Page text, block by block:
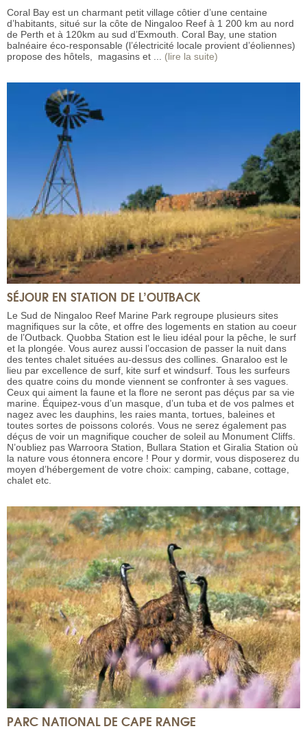
Coral Bay est un charmant petit village côtier d’une centaine
d’habitants, situé sur la côte de Ningaloo Reef à 1 200 km au nord
de Perth et à 120km au sud d’Exmouth. Coral Bay, une station
balnéaire éco-responsable (l’électricité locale provient d’éoliennes)
propose des hôtels, magasins et ... (lire la suite)
SÉJOUR EN STATION DE L’OUTBACK
Le Sud de Ningaloo Reef Marine Park regroupe plusieurs sites
magnifiques sur la côte, et offre des logements en station au coeur
de l’Outback. Quobba Station est le lieu idéal pour la pêche, le surf
et la plongée. Vous aurez aussi l’occasion de passer la nuit dans
des tentes chalet situées au-dessus des collines. Gnaraloo est le
lieu par excellence de surf, kite surf et windsurf. Tous les surfeurs
des quatre coins du monde viennent se confronter à ses vagues.
Ceux qui aiment la faune et la flore ne seront pas déçus par sa vie
marine. Équipez-vous d’un masque, d’un tuba et de vos palmes et
nagez avec les dauphins, les raies manta, tortues, baleines et
toutes sortes de poissons colorés. Vous ne serez également pas
déçus de voir un magnifique coucher de soleil au Monument Cliffs.
N’oubliez pas Warroora Station, Bullara Station et Giralia Station où
la nature vous étonnera encore ! Pour y dormir, vous disposerez du
moyen d’hébergement de votre choix: camping, cabane, cottage,
chalet etc.
PARC NATIONAL DE CAPE RANGE